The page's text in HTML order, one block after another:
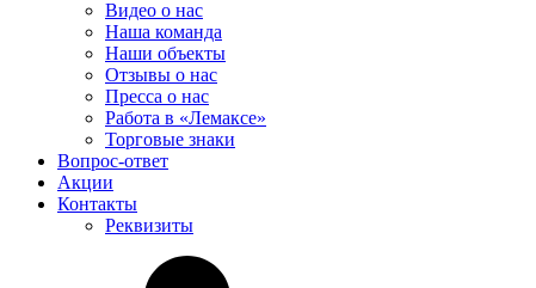
Видео о нас
Наша команда
Наши объекты
Отзывы о нас
Пресса о нас
Работа в «Лемаксе»
Торговые знаки
Вопрос-ответ
Акции
Контакты
Реквизиты